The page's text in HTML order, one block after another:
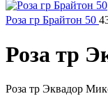
Роза гр Брайтон 50
Роза тр
Роза тр Эквадор